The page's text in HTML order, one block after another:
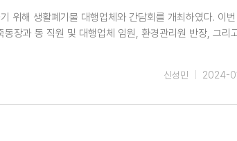
위해 생활폐기물 대행업체와 간담회를 개최하였다. 이
장과 동 직원 및 대행업체 임원, 환경관리원 반장, 그리
2024-
신성민